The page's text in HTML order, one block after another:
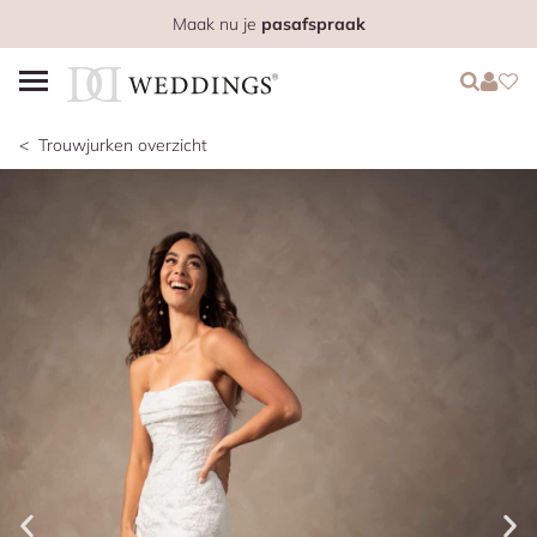
Maak nu je pasafspraak
Login
Login
Trouwjurken overzicht